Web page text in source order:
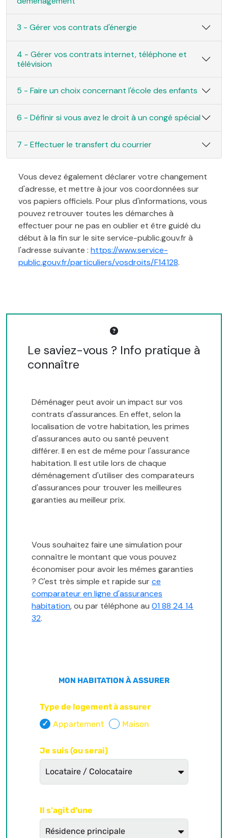
3 - Gérer vos contrats d'énergie
4 - Gérer vos contrats internet, téléphone et
télévision
5 - Faire un choix concernant l'école des enfants
6 - Définir si vous avez le droit à un congé spécial
7 - Effectuer le transfert du courrier
Vous devez également déclarer votre changement
d'adresse, et mettre à jour vos coordonnées sur
vos papiers officiels. Pour plus d'informations, vous
pouvez retrouver toutes les démarches à
effectuer pour ne pas en oublier et être guidé du
début à la fin sur le site service-public.gouv.fr à
l'adresse suivante : https://www.service-
public.gouv.fr/particuliers/vosdroits/F14128.
Le saviez-vous ? Info pratique à
connaître
Déménager peut avoir un impact sur vos
contrats d'assurances. En effet, selon la
localisation de votre habitation, les primes
d'assurances auto ou santé peuvent
différer. Il en est de même pour l'assurance
habitation. Il est utile lors de chaque
déménagement d'utiliser des comparateurs
d'assurances pour trouver les meilleures
garanties au meilleur prix.
Vous souhaitez faire une simulation pour
connaître le montant que vous pouvez
économiser pour avoir les mêmes garanties
? C'est très simple et rapide surce
comparateur en ligne d'assurances
habitation, ou par téléphone au 01 88 24 14
32.